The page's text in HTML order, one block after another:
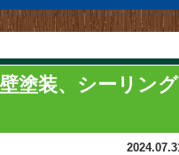
塗装、シーリン